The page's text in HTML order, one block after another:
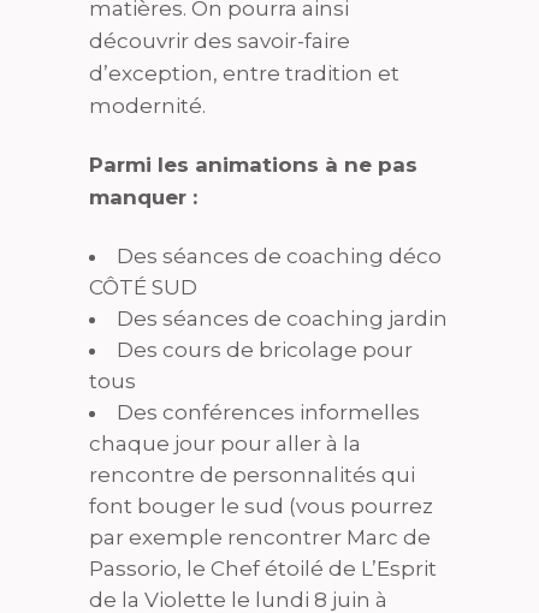
matières. On pourra ainsi
découvrir des savoir-faire
d’exception, entre tradition et
modernité.
Parmi les animations à ne pas
manquer :
Des séances de coaching déco
CÔTÉ SUD
Des séances de coaching jardin
Des cours de bricolage pour
tous
Des conférences informelles
chaque jour pour aller à la
rencontre de personnalités qui
font bouger le sud (vous pourrez
par exemple rencontrer Marc de
Passorio, le Chef étoilé de L’Esprit
de la Violette le lundi 8 juin à